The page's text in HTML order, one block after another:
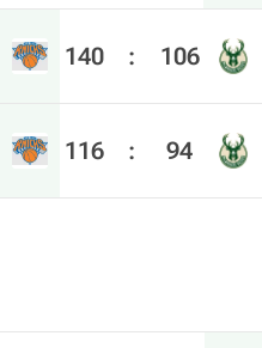
140 : 106
116 : 94